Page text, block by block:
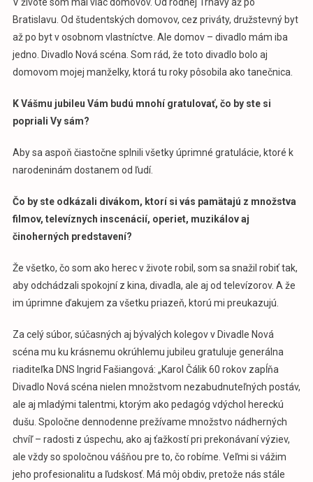
Bratislavu. Od študentských domovov, cez priváty, družstevný byt
až po byt v osobnom vlastníctve. Ale domov – divadlo mám iba
jedno. Divadlo Nová scéna. Som rád, že toto divadlo bolo aj
domovom mojej manželky, ktorá tu roky pôsobila ako tanečnica.
K Vášmu jubileu Vám budú mnohí gratulovať, čo by ste si
popriali Vy sám?
Aby sa aspoň čiastočne splnili všetky úprimné gratulácie, ktoré k
narodeninám dostanem od ľudí.
Čo by ste odkázali divákom, ktorí si vás pamätajú z množstva
filmov, televíznych inscenácií, operiet, muzikálov aj
činoherných predstavení?
Že všetko, čo som ako herec v živote robil, som sa snažil robiť tak,
aby odchádzali spokojní z kina, divadla, ale aj od televízorov. A že
im úprimne ďakujem za všetku priazeň, ktorú mi preukazujú.
Za celý súbor, súčasných aj bývalých kolegov v Divadle Nová
scéna mu ku krásnemu okrúhlemu jubileu gratuluje generálna
riaditeľka DNS Ingrid Fašiangová: „Karol Čálik 60 rokov zapĺňa
Divadlo Nová scéna nielen množstvom nezabudnuteľných postáv,
ale aj mladými talentmi, ktorým ako pedagóg vdýchol hereckú
dušu. Spoločne dennodenne prežívame množstvo nádherných
chvíľ – radosti z úspechu, ako aj ťažkostí pri prekonávaní výziev,
ale vždy so spoločnou vášňou pre to, čo robíme. Veľmi si vážim
jeho profesionalitu a ľudskosť. Má môj obdiv, pretože nás stále